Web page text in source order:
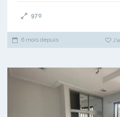
970
6 mois depuis